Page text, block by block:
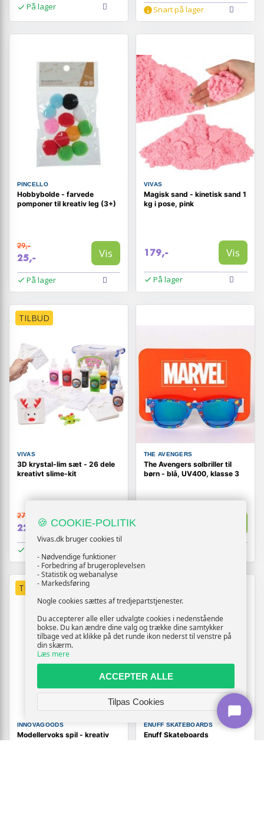
På lager Snart på lager
PINCELLO
Hobbybolde - farvede
pomponer til kreativ leg (3+)
29,-
25,- Vis
På lager
VIVAS
Magisk sand - kinetisk sand 1
kg i pose, pink
179,- Vis
På lager
TILBUD
VIVAS
3D krystal-lim sæt - 26 dele
kreativt slime-kit
279,-
229,- Vis
THE AVENGERS
The Avengers solbriller til
børn - blå, UV400, klasse 3
TILBUD
INNOVAGOODS
Modellervoks spil - kreativ
ENUFF SKATEBOARDS
Enuff Skateboards
🍪 COOKIE-POLITIK
Vivas.dk bruger cookies til
- Nødvendige funktioner
- Forbedring af brugeroplevelsen
- Statistik og webanalyse
- Markedsføring
Nogle cookies sættes af tredjepartstjenester.
Du accepterer alle eller udvalgte cookies i nedenstående
bokse. Du kan ændre dine valg og trække dine samtykker
tilbage ved at klikke på det runde ikon nederst til venstre på
din skærm.
Læs mere
ACCEPTER ALLE
Tilpas Cookies